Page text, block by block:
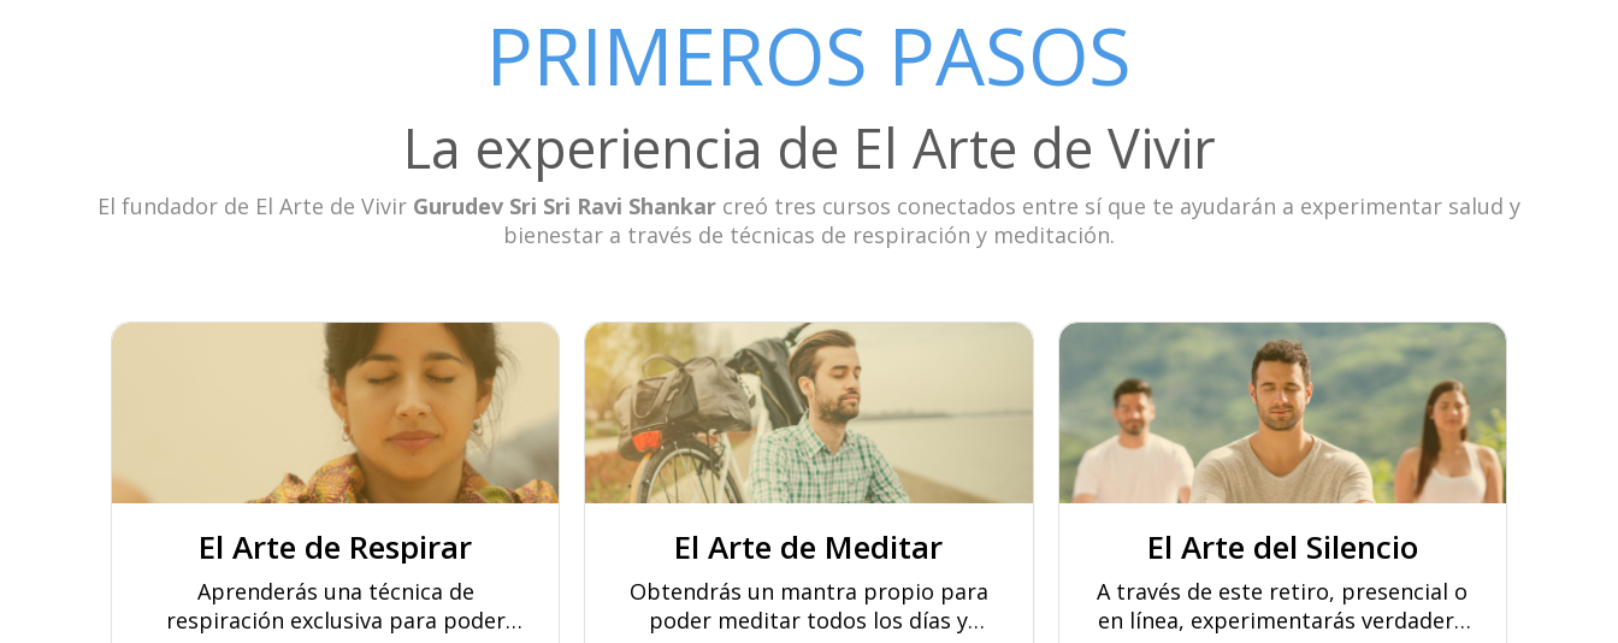
PRIMEROS PASOS
La experiencia de El Arte de Vivir
El fundador de El Arte de Vivir Gurudev Sri Sri Ravi Shankar creó tres cursos conectados entre sí que te ayudarán a experimentar salud y
bienestar a través de técnicas de respiración y meditación.
El Arte de Respirar
Aprenderás una técnica de
respiración exclusiva para poder
El Arte de Meditar
Obtendrás un mantra propio para
poder meditar todos los días y
El Arte del Silencio
A través de este retiro, presencial o
en línea, experimentarás verdadera